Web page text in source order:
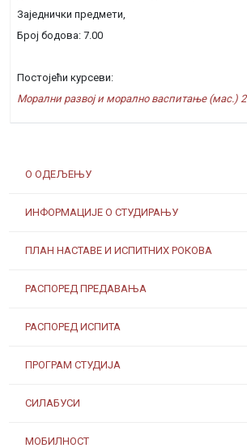
О ОДЕЉЕЊУ
ИНФОРМАЦИЈЕ О СТУДИРАЊУ
ПЛАН НАСТАВЕ И ИСПИТНИХ РОКОВА
РАСПОРЕД ПРЕДАВАЊА
РАСПОРЕД ИСПИТА
ПРОГРАМ СТУДИЈА
СИЛАБУСИ
МОБИЛНОСТ
Заједнички предмети,
Број бодова: 7.00
Постојећи курсеви:
Морални развој и морално васпитање (мас.)